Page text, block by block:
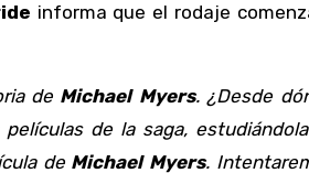
informa que el rodaje
de Michael Myers. ¿Desde
de la saga,
de Michael Myers.